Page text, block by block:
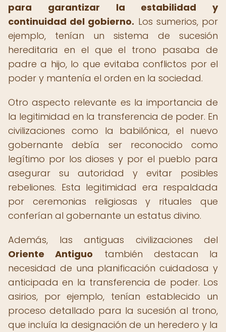
para garantizar la estabilidad y
continuidad del gobierno. Los sumerios, por
ejemplo, tenían un sistema de sucesión
hereditaria en el que el trono pasaba de
padre a hijo, lo que evitaba conflictos por el
poder y mantenía el orden en la sociedad.
Otro aspecto relevante es la importancia de
la legitimidad en la transferencia de poder. En
civilizaciones como la babilónica, el nuevo
gobernante debía ser reconocido como
legítimo por los dioses y por el pueblo para
asegurar su autoridad y evitar posibles
rebeliones. Esta legitimidad era respaldada
por ceremonias religiosas y rituales que
conferían al gobernante un estatus divino.
Además, las antiguas civilizaciones del
Oriente Antiguo también destacan la
necesidad de una planificación cuidadosa y
anticipada en la transferencia de poder. Los
asirios, por ejemplo, tenían establecido un
proceso detallado para la sucesión al trono,
que incluía la designación de un heredero y la